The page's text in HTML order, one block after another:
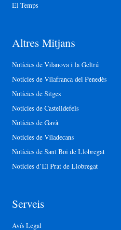
El Temps
Altres Mitjans
Notícies de Vilanova i la Geltrú
Notícies de Vilafranca del Penedès
Notícies de Sitges
Notícies de Castelldefels
Notícies de Gavà
Notícies de Viladecans
Notícies de Sant Boi de Llobregat
Notícies d’El Prat de Llobregat
Serveis
Avís Legal